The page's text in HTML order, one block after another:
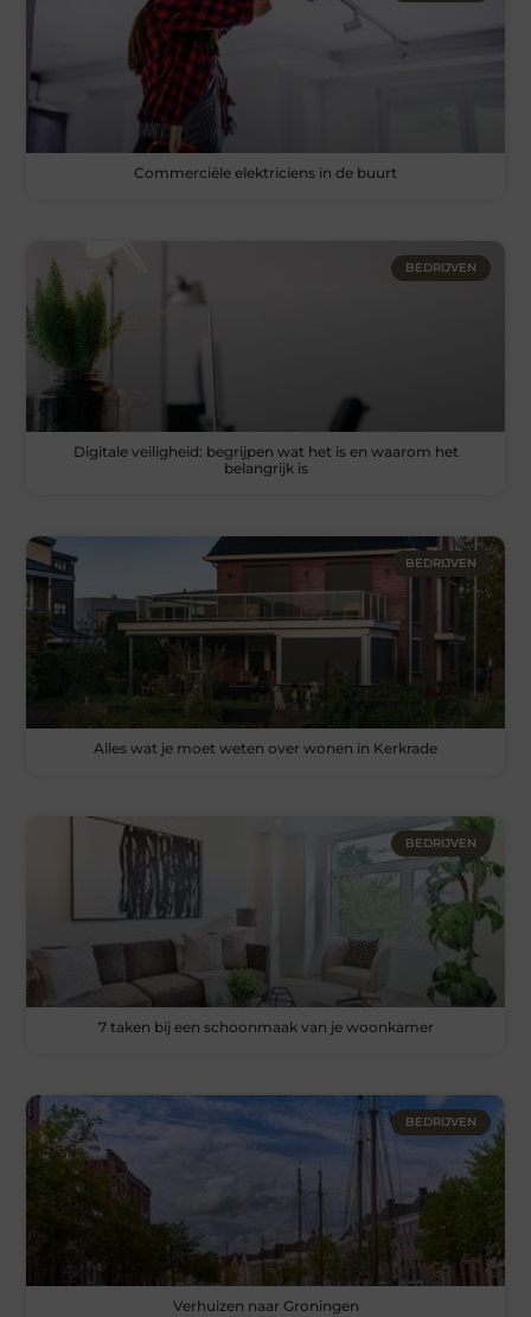
Commerciële elektriciens in de buurt
BEDRIJVEN
Digitale veiligheid: begrijpen wat het is en waarom het
belangrijk is
BEDRIJVEN
Alles wat je moet weten over wonen in Kerkrade
BEDRIJVEN
7 taken bij een schoonmaak van je woonkamer
BEDRIJVEN
Verhuizen naar Groningen